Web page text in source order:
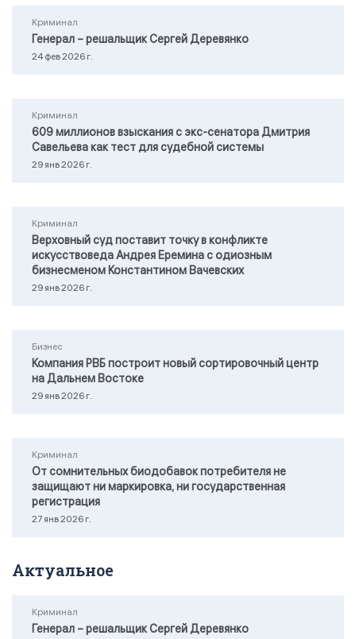
Криминал
Генерал – решальщик Сергей Деревянко
24 фев 2026 г.
Криминал
609 миллионов взыскания с экс-сенатора Дмитрия
Савельева как тест для судебной системы
29 янв 2026 г.
Криминал
Верховный суд поставит точку в конфликте
искусствоведа Андрея Еремина с одиозным
бизнесменом Константином Вачевских
29 янв 2026 г.
Бизнес
Компания РВБ построит новый сортировочный центр
на Дальнем Востоке
29 янв 2026 г.
Криминал
От сомнительных биодобавок потребителя не
защищают ни маркировка, ни государственная
регистрация
27 янв 2026 г.
Актуальное
Криминал
Генерал – решальщик Сергей Деревянко